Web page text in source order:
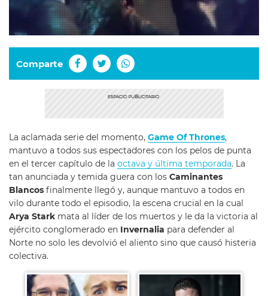
Comparte
La aclamada serie del momento, Game Of Thrones,
mantuvo a todos sus espectadores con los pelos de punta
en el tercer capítulo de la octava y última temporada. La
tan anunciada y temida guera con los Caminantes
Blancos finalmente llegó y, aunque mantuvo a todos en
vilo durante todo el episodio, la escena crucial en la cual
Arya Stark mata al líder de los muertos y le da la victoria al
ejército conglomerado en Invernalia para defender al
Norte no solo les devolvió el aliento sino que causó histeria
colectiva.